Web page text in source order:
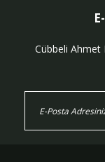
Cübbeli Ahmet